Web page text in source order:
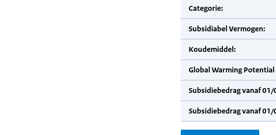
Categorie:
Subsidiabel Vermogen:
Koudemiddel:
Global Warming Potential
Subsidiebedrag vanaf
Subsidiebedrag vanaf